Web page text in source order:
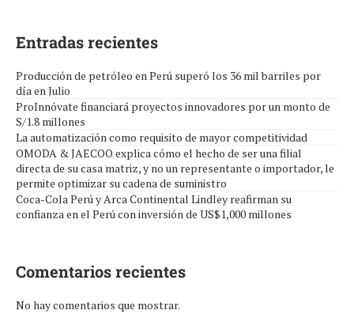
Entradas recientes
Producción de petróleo en Perú superó los 36 mil barriles por
día en Julio
ProInnóvate financiará proyectos innovadores por un monto de
S/1.8 millones
La automatización como requisito de mayor competitividad
OMODA & JAECOO explica cómo el hecho de ser una filial
directa de su casa matriz, y no un representante o importador, le
permite optimizar su cadena de suministro
Coca-Cola Perú y Arca Continental Lindley reafirman su
confianza en el Perú con inversión de US$1,000 millones
Comentarios recientes
No hay comentarios que mostrar.